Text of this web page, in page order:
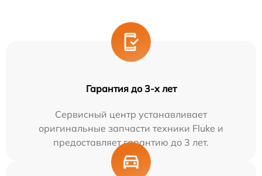
Гарантия до 3-х лет
Сервисный центр устанавливает
оригинальные запчасти техники Fluke и
предоставляет гарантию до 3 лет.